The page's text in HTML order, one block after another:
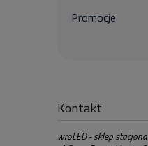
Promocje
Kontakt
wroLED - sklep